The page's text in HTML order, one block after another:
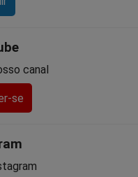
canal
se